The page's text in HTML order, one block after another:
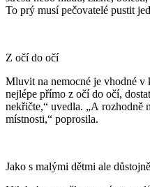
To prý musí pečovatelé pustit
Z očí do očí
Mluvit na nemocné je vhodné v
nejlépe přímo z očí do očí,
nekřičte,“ uvedla. „A rozhodně
místnosti,“ poprosila.
Jako s malými dětmi ale důstojně